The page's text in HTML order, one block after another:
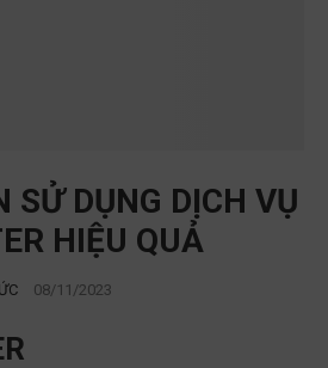
SỬ DỤNG DỊCH VỤ
HIỆU QUẢ
08/11/2023